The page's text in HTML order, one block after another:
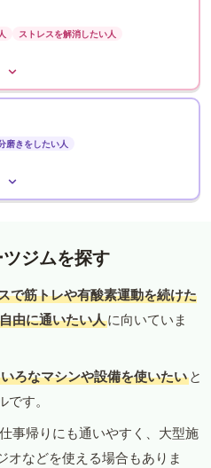
ストレスを解消したい人
磨きをしたい人
ジムを探す
で筋トレや有酸素運動を続けた
由に通いたい人に向いていま
ろなマシンや設備を使いたい と
す。
事帰りにも通いやすく、大型施
オなどを使える場合もありま